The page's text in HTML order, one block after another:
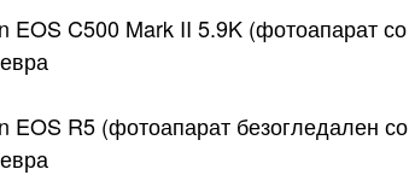
EOS C500 Mark II 5.9K (фотоапарат
EOS R5 (фотоапарат безогледален